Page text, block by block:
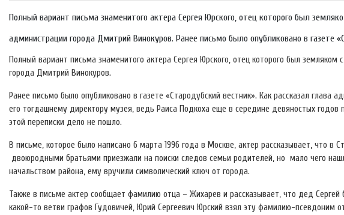
Полный вариант письма знаменитого актера Сергея Юрского, отец которого был
администрации города Дмитрий Винокуров. Ранее письмо было опубликовано в газете
Полный вариант письма знаменитого актера Сергея Юрского, отец которого был земляком
города Дмитрий Винокуров.
Ранее письмо было опубликовано в газете «Стародубский вестник». Как рассказал глава
его тогдашнему директору музея, ведь Раиса Подкоха еще в середине девяностых годов
этой переписки дело не пошло.
В письме, которое было написано 6 марта 1996 года в Москве, актер рассказывает, что
двоюродными братьями приезжали на поиски следов семьи родителей, но мало чего
начальством района, ему вручили символический ключ от города.
Также в письме актер сообщает фамилию отца – Жихарев и рассказывает, что дед Сергей
какой-то ветви графов Гудовичей, Юрий Сергеевич Юрский взял эту фамилию-псевдоним